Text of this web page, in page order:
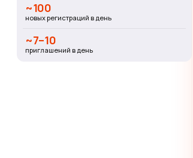
~100
новых регистраций в день
~7–10
приглашений в день